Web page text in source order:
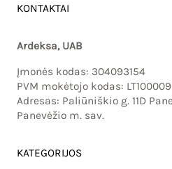
KONTAKTAI
Ardeksa, UAB
Įmonės kodas: 304093154
PVM mokėtojo kodas:
Adresas: Paliūniškio g. 11D
Panevėžio m. sav.
KATEGORIJOS